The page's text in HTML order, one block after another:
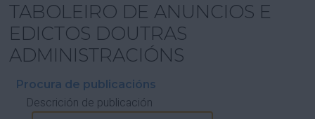
CARTAFOL CIDADÁN
UTILIDADES
AXUDA
TABOLEIRO DE ANUNCIOS E
EDICTOS DOUTRAS
ADMINISTRACIÓNS
Procura de publicacións
Descrición de publicación